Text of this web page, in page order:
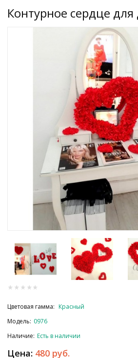
Контурное сердце для
Цветовая гамма: Красный
Модель: 0976
Наличие: Есть в наличии
Цена: 480 руб.